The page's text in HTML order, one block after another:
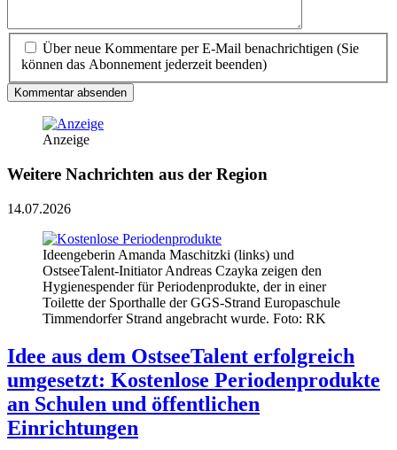
Über neue Kommentare per E-Mail benachrichtigen (Sie
können das Abonnement jederzeit beenden)
Kommentar absenden
Anzeige
Weitere Nachrichten aus der Region
14.07.2026
Ideengeberin Amanda Maschitzki (links) und
OstseeTalent-Initiator Andreas Czayka zeigen den
Hygienespender für Periodenprodukte, der in einer
Toilette der Sporthalle der GGS-Strand Europaschule
Timmendorfer Strand angebracht wurde. Foto: RK
Idee aus dem OstseeTalent erfolgreich
umgesetzt: Kostenlose Periodenprodukte
an Schulen und öffentlichen
Einrichtungen